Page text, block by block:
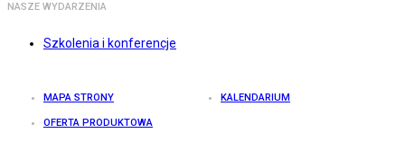
NASZE WYDARZENIA
Szkolenia i konferencje
MAPA STRONY KALENDARIUM
OFERTA PRODUKTOWA